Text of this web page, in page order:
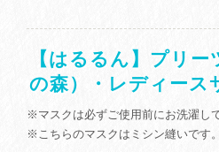
【はるるん】プリ
の森）・レディース
※マスクは必ずご使用前にお洗濯し
※こちらのマスクはミシン縫いです。